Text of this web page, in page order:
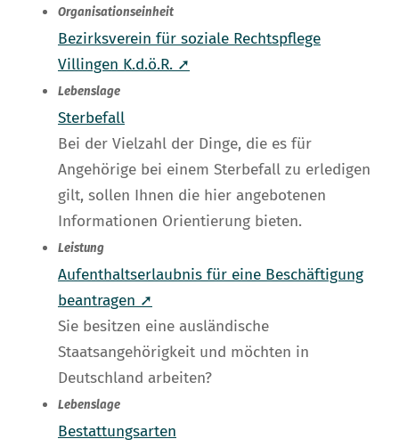
Organisationseinheit
Bezirksverein für soziale Rechtspflege
Villingen K.d.ö.R. ➚
Lebenslage
Sterbefall
Bei der Vielzahl der Dinge, die es für
Angehörige bei einem Sterbefall zu erledigen
gilt, sollen Ihnen die hier angebotenen
Informationen Orientierung bieten.
Leistung
Aufenthaltserlaubnis für eine Beschäftigung
beantragen ➚
Sie besitzen eine ausländische
Staatsangehörigkeit und möchten in
Deutschland arbeiten?
Lebenslage
Bestattungsarten